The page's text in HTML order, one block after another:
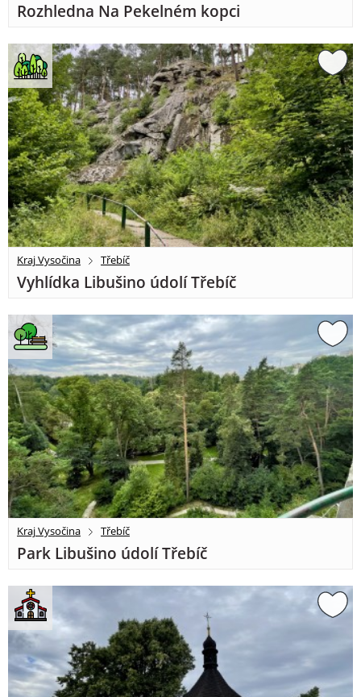
Rozhledna Na Pekelném kopci
Kraj Vysočina Třebíč
Vyhlídka Libušino údolí Třebíč
Kraj Vysočina Třebíč
Park Libušino údolí Třebíč